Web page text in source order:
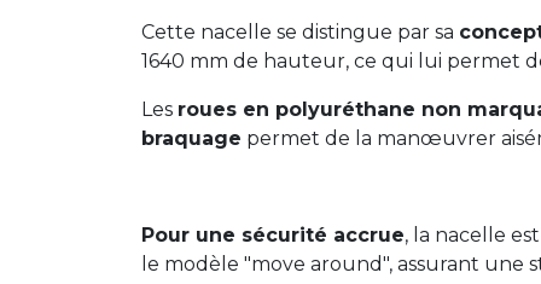
Cette nacelle se distingue par sa
1640 mm de hauteur, ce qui lui permet
Les roues en polyuréthane non
braquage permet de la manœuvrer
Pour une sécurité accrue, la nacelle
le modèle "move around", assurant une